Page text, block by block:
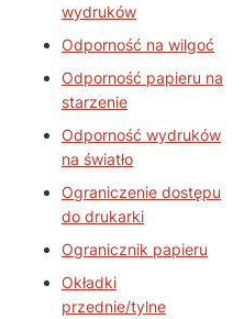
wydruków
Odporność na wilgoć
Odporność papieru na
starzenie
Odporność wydruków
na światło
Ograniczenie dostępu
do drukarki
Ogranicznik papieru
Okładki
przednie/tylne